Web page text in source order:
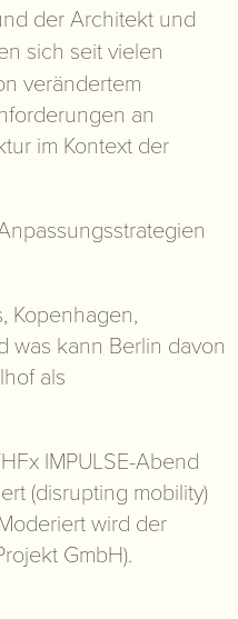
der Architekt und
sich seit vielen
verändertem
an
im Kontext der
Kopenhagen,
was kann Berlin davon
als
IMPULSE-Abend
(disrupting mobility)
wird der
GmbH).